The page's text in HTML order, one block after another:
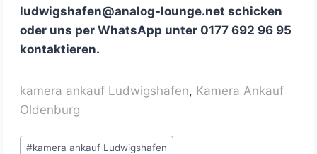
ludwigshafen@analog-lounge.net schicken
oder uns per WhatsApp unter 0177 692 96 95
kontaktieren.
kamera ankauf Ludwigshafen, Kamera Ankauf
Oldenburg
Schlagworte:
#kamera ankauf Ludwigshafen